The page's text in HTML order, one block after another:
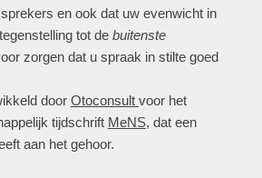
en ook dat uw evenwicht in
tot de buitenste
zorgen dat u spraak in stilte goed
door Otoconsult voor het
tijdschrift MeNS, dat een
aan het gehoor.